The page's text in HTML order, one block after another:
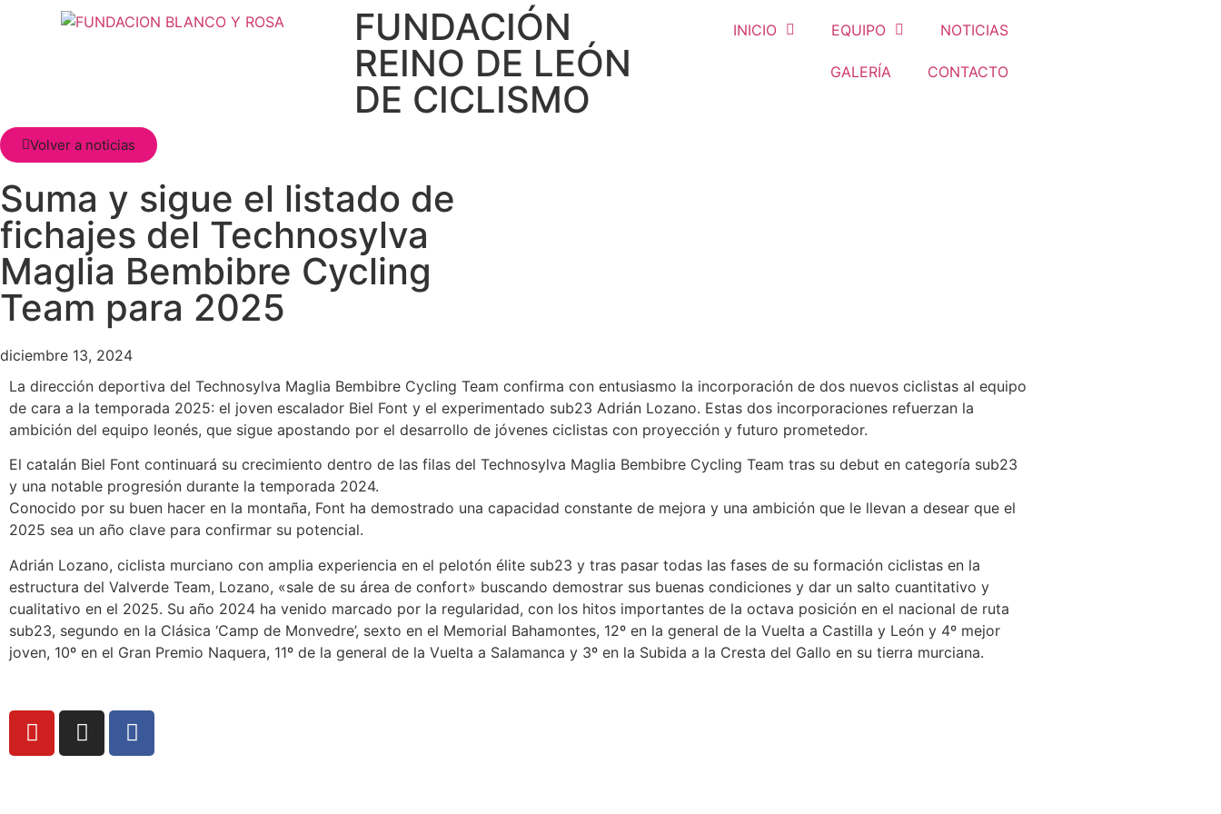
FUNDACIÓN
REINO DE LEÓN
DE CICLISMO
INICIO EQUIPO NOTICIAS
GALERÍA CONTACTO
Volver a noticias
Suma y sigue el listado de
fichajes del Technosylva
Maglia Bembibre Cycling
Team para 2025
diciembre 13, 2024
La dirección deportiva del Technosylva Maglia Bembibre Cycling Team confirma con entusiasmo la incorporación de dos nuevos ciclistas al equipo
de cara a la temporada 2025: el joven escalador Biel Font y el experimentado sub23 Adrián Lozano. Estas dos incorporaciones refuerzan la
ambición del equipo leonés, que sigue apostando por el desarrollo de jóvenes ciclistas con proyección y futuro prometedor.
El catalán Biel Font continuará su crecimiento dentro de las filas del Technosylva Maglia Bembibre Cycling Team tras su debut en categoría sub23
y una notable progresión durante la temporada 2024.
Conocido por su buen hacer en la montaña, Font ha demostrado una capacidad constante de mejora y una ambición que le llevan a desear que el
2025 sea un año clave para confirmar su potencial.
Adrián Lozano, ciclista murciano con amplia experiencia en el pelotón élite sub23 y tras pasar todas las fases de su formación ciclistas en la
estructura del Valverde Team, Lozano, «sale de su área de confort» buscando demostrar sus buenas condiciones y dar un salto cuantitativo y
cualitativo en el 2025. Su año 2024 ha venido marcado por la regularidad, con los hitos importantes de la octava posición en el nacional de ruta
sub23, segundo en la Clásica ‘Camp de Monvedre’, sexto en el Memorial Bahamontes, 12º en la general de la Vuelta a Castilla y León y 4º mejor
joven, 10º en el Gran Premio Naquera, 11º de la general de la Vuelta a Salamanca y 3º en la Subida a la Cresta del Gallo en su tierra murciana.